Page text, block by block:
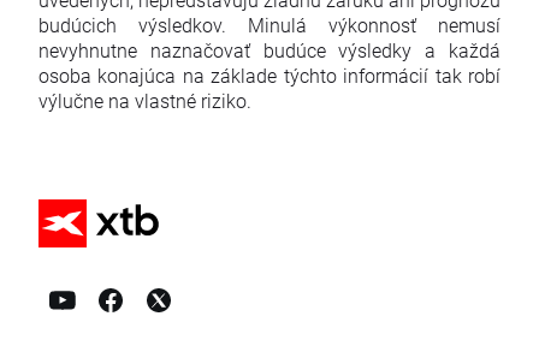
budúcich výsledkov. Minulá výkonnosť nemusí
nevyhnutne naznačovať budúce výsledky a každá
osoba konajúca na základe týchto informácií tak robí
výlučne na vlastné riziko.